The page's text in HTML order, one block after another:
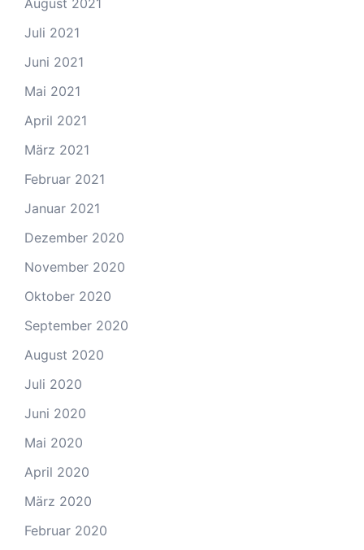
Juli 2021
Juni 2021
Mai 2021
April 2021
März 2021
Februar 2021
Januar 2021
Dezember 2020
November 2020
Oktober 2020
September 2020
August 2020
Juli 2020
Juni 2020
Mai 2020
April 2020
März 2020
Februar 2020